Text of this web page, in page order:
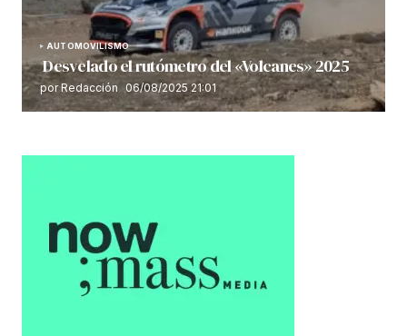
AUTOMOVILISMO
Desvelado el rutómetro del «Volcanes» 2025
por Redacción 06/08/2025 21:01